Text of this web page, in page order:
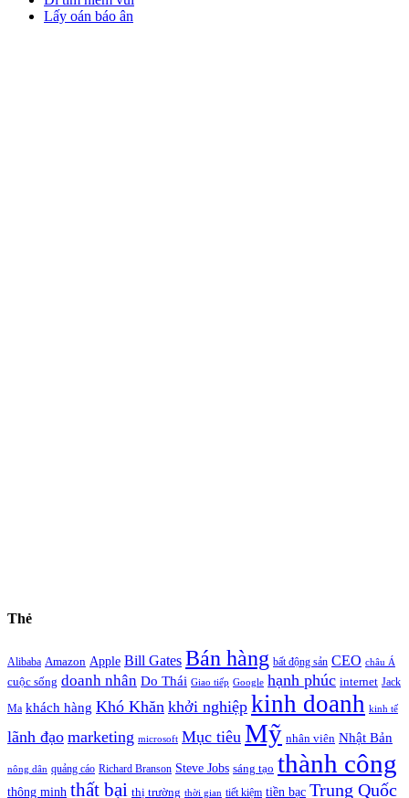
Lấy oán báo ân
Thẻ
Alibaba Amazon Apple Bill Gates Bán hàng bất động sản CEO châu Á
cuộc sống doanh nhân Do Thái Giao tiếp Google hạnh phúc internet Jack
Ma khách hàng Khó Khăn khởi nghiệp kinh doanh kinh tế
lãnh đạo marketing microsoft Mục tiêu Mỹ nhân viên Nhật Bản
nông dân quảng cáo Richard Branson Steve Jobs sáng tạo thành công
thông minh thất bại thị trường thời gian tiết kiệm tiền bạc Trung Quốc